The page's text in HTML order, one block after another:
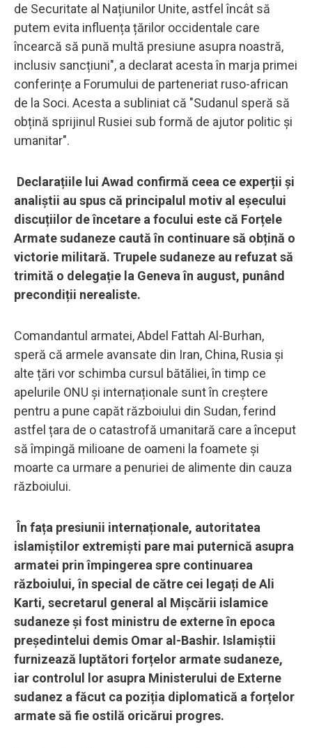
de Securitate al Națiunilor Unite, astfel încât să
putem evita influența țărilor occidentale care
încearcă să pună multă presiune asupra noastră,
inclusiv sancțiuni", a declarat acesta în marja primei
conferințe a Forumului de parteneriat ruso-african
de la Soci. Acesta a subliniat că "Sudanul speră să
obțină sprijinul Rusiei sub formă de ajutor politic și
umanitar".
Declarațiile lui Awad confirmă ceea ce experții și
analiștii au spus că principalul motiv al eșecului
discuțiilor de încetare a focului este că Forțele
Armate sudaneze caută în continuare să obțină o
victorie militară. Trupele sudaneze au refuzat să
trimită o delegație la Geneva în august, punând
precondiții nerealiste.
Comandantul armatei, Abdel Fattah Al-Burhan,
speră că armele avansate din Iran, China, Rusia și
alte țări vor schimba cursul bătăliei, în timp ce
apelurile ONU și internaționale sunt în creștere
pentru a pune capăt războiului din Sudan, ferind
astfel țara de o catastrofă umanitară care a început
să împingă milioane de oameni la foamete și
moarte ca urmare a penuriei de alimente din cauza
războiului.
În fața presiunii internaționale, autoritatea
islamiștilor extremiști pare mai puternică asupra
armatei prin împingerea spre continuarea
războiului, în special de către cei legați de Ali
Karti, secretarul general al Mișcării islamice
sudaneze și fost ministru de externe în epoca
președintelui demis Omar al-Bashir. Islamiștii
furnizează luptători forțelor armate sudaneze,
iar controlul lor asupra Ministerului de Externe
sudanez a făcut ca poziția diplomatică a forțelor
armate să fie ostilă oricărui progres.